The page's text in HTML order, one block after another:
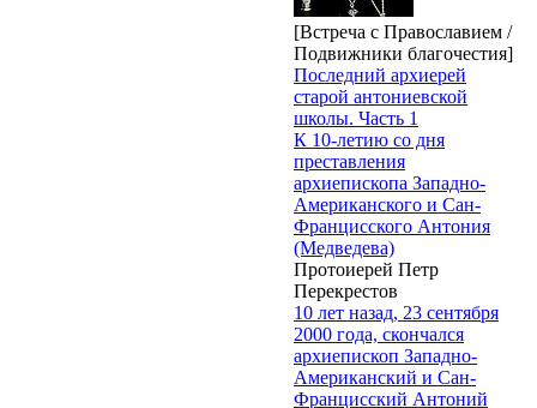
[Встреча с Православием /
Подвижники благочестия]
Последний архиерей
старой антониевской
школы. Часть 1
К 10-летию со дня
преставления
архиепископа Западно-
Американского и Сан-
Францисского Антония
(Медведева)
Протоиерей Петр
Перекрестов
10 лет назад, 23 сентября
2000 года, скончался
архиепископ Западно-
Американский и Сан-
Францисский Антоний